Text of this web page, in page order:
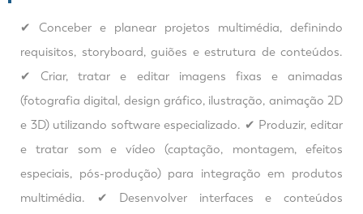
✔ Conceber e planear projetos multimédia, definindo
requisitos, storyboard, guiões e estrutura de conteúdos.
✔ Criar, tratar e editar imagens fixas e animadas
(fotografia digital, design gráfico, ilustração, animação 2D
e 3D) utilizando software especializado. ✔ Produzir, editar
e tratar som e vídeo (captação, montagem, efeitos
especiais, pós-produção) para integração em produtos
multimédia. ✔ Desenvolver interfaces e conteúdos